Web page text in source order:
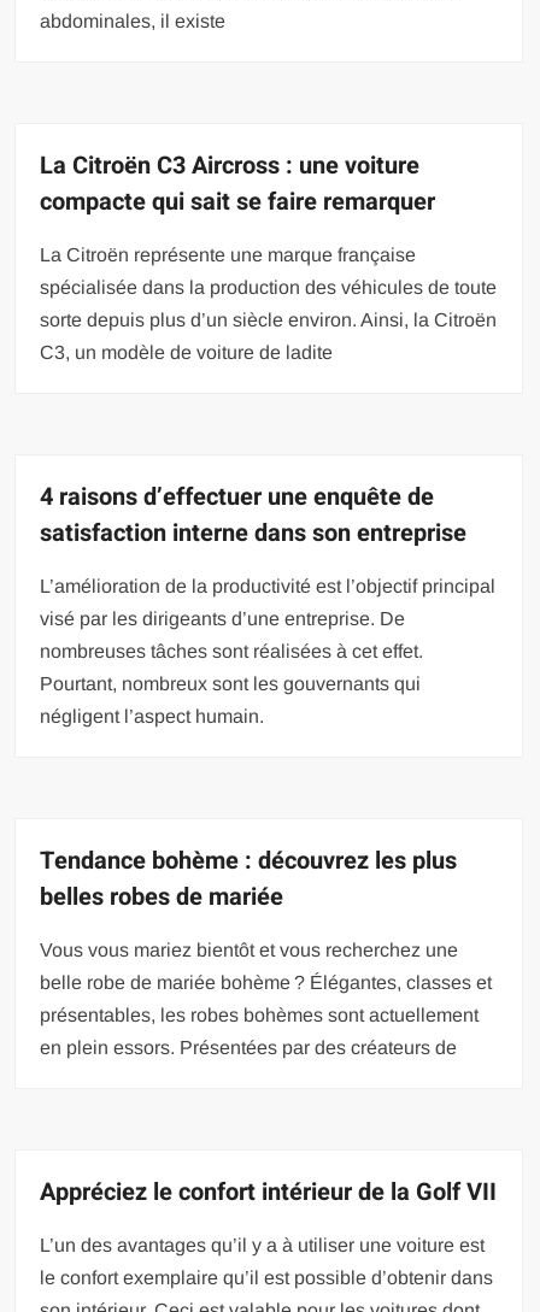
abdominales, il existe
La Citroën C3 Aircross : une voiture
compacte qui sait se faire remarquer
La Citroën représente une marque française
spécialisée dans la production des véhicules de toute
sorte depuis plus d’un siècle environ. Ainsi, la Citroën
C3, un modèle de voiture de ladite
4 raisons d’effectuer une enquête de
satisfaction interne dans son entreprise
L’amélioration de la productivité est l’objectif principal
visé par les dirigeants d’une entreprise. De
nombreuses tâches sont réalisées à cet effet.
Pourtant, nombreux sont les gouvernants qui
négligent l’aspect humain.
Tendance bohème : découvrez les plus
belles robes de mariée
Vous vous mariez bientôt et vous recherchez une
belle robe de mariée bohème ? Élégantes, classes et
présentables, les robes bohèmes sont actuellement
en plein essors. Présentées par des créateurs de
Appréciez le confort intérieur de la Golf VII
L’un des avantages qu’il y a à utiliser une voiture est
le confort exemplaire qu’il est possible d’obtenir dans